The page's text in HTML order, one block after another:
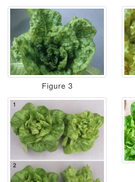
Figure 3